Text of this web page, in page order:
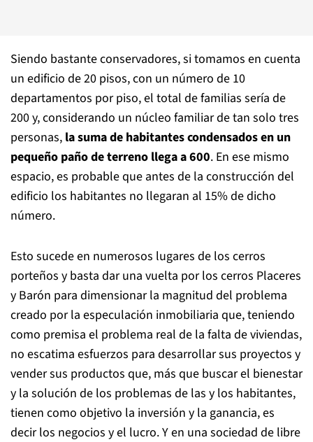
Siendo bastante conservadores, si tomamos en cuenta
un edificio de 20 pisos, con un número de 10
departamentos por piso, el total de familias sería de
200 y, considerando un núcleo familiar de tan solo tres
personas, la suma de habitantes condensados en un
pequeño paño de terreno llega a 600. En ese mismo
espacio, es probable que antes de la construcción del
edificio los habitantes no llegaran al 15% de dicho
número.
Esto sucede en numerosos lugares de los cerros
porteños y basta dar una vuelta por los cerros Placeres
y Barón para dimensionar la magnitud del problema
creado por la especulación inmobiliaria que, teniendo
como premisa el problema real de la falta de viviendas,
no escatima esfuerzos para desarrollar sus proyectos y
vender sus productos que, más que buscar el bienestar
y la solución de los problemas de las y los habitantes,
tienen como objetivo la inversión y la ganancia, es
decir los negocios y el lucro. Y en una sociedad de libre